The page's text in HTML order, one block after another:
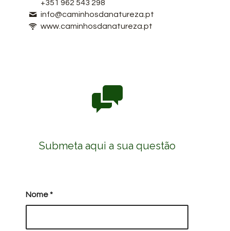
+351 962 543 298
info@caminhosdanatureza.pt
www.caminhosdanatureza.pt
Submeta aqui a sua questão
Nome*